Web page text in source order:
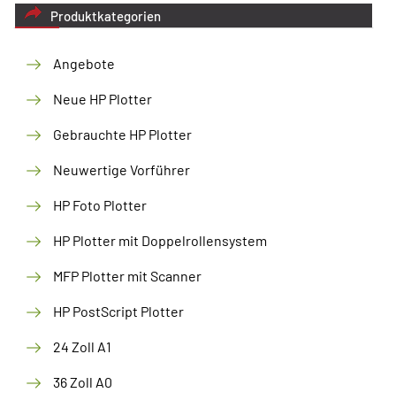
Produktkategorien
Angebote
Neue HP Plotter
Gebrauchte HP Plotter
Neuwertige Vorführer
HP Foto Plotter
HP Plotter mit Doppelrollensystem
MFP Plotter mit Scanner
HP PostScript Plotter
24 Zoll A1
36 Zoll A0